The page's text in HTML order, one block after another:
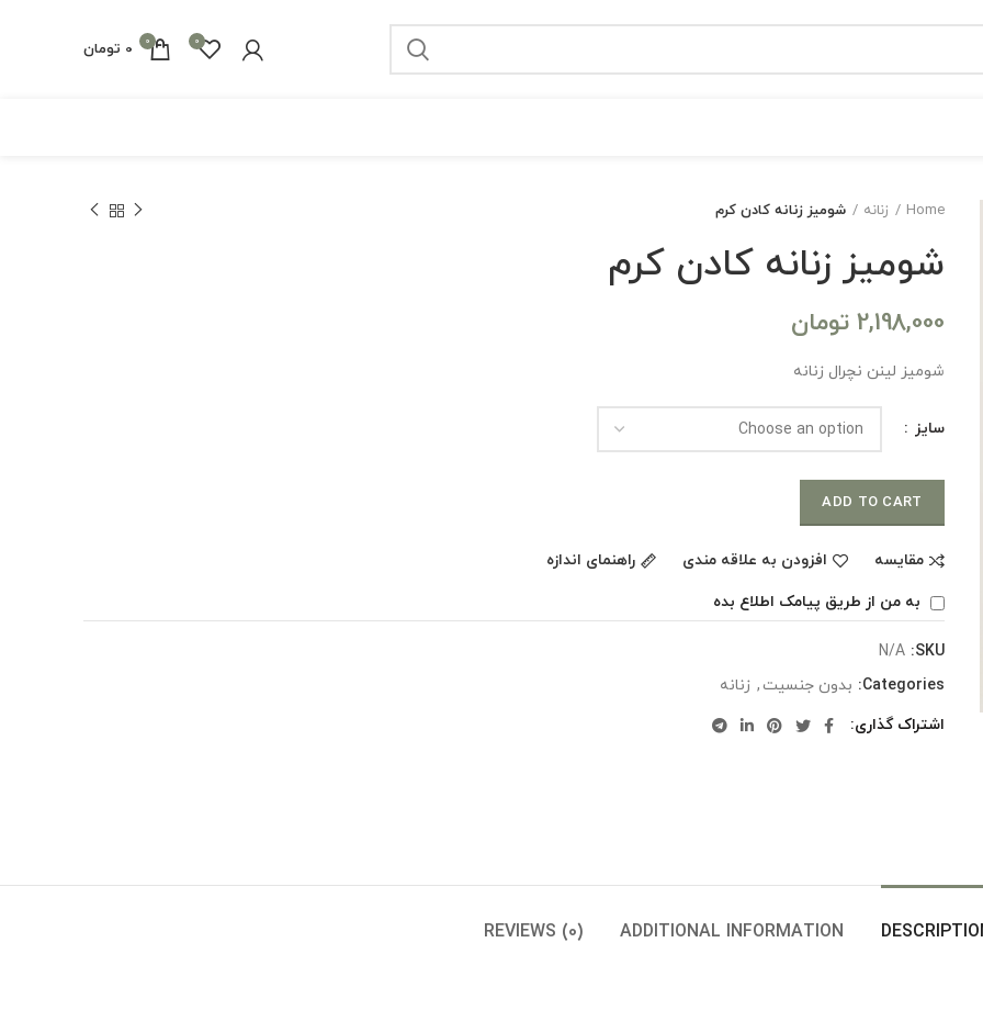
0
0
0 تومان
Home زنانه شومیز زنانه کادن کرم
شومیز زنانه کادن کرم
2,198,000 تومان
شومیز لینن نچرال زنانه
سایز
ADD TO CART
مقایسه افزودن به علاقه مندی
راهنمای اندازه
به من از طریق پیامک اطلاع بده
SKU:
N/A
Categories: بدون جنسیت , زنانه
اشتراک گذاری
ADDITIONAL INFORMATION
REVIEWS (0)